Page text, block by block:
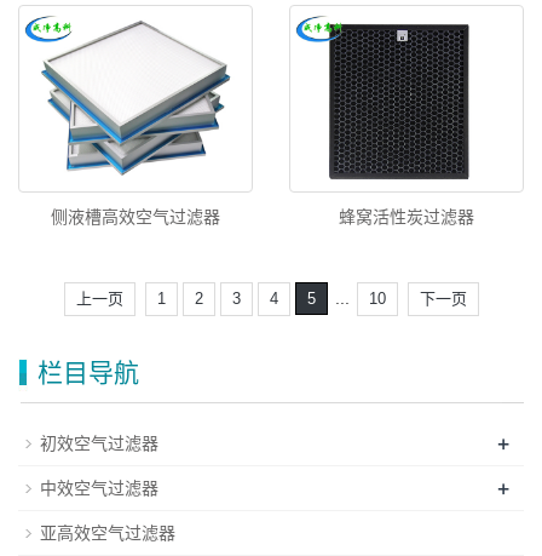
侧液槽高效空气过滤器 蜂窝活性炭过滤器
上一页 1 2 3 4 5 ... 10 下一页
栏目导航
初效空气过滤器 +
中效空气过滤器 +
亚高效空气过滤器